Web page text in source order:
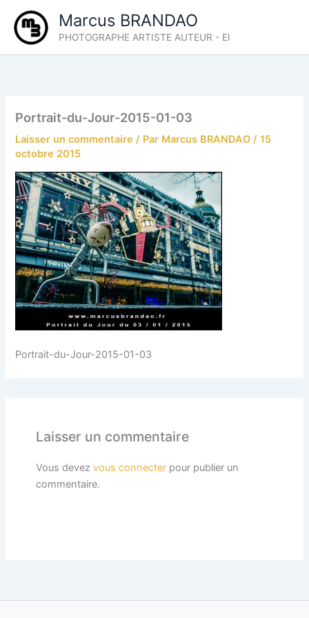
contenu
Marcus BRANDAO
PHOTOGRAPHE ARTISTE AUTEUR - EI
Portrait-du-Jour-2015-01-03
Laisser un commentaire / Par Marcus BRANDAO/15
octobre 2015
Portrait-du-Jour-2015-01-03
Laisser un commentaire
Vous devez vous connecterpour publier un
commentaire.